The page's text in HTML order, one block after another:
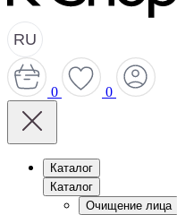
RU
0 0
Каталог
Каталог
Очищение лица